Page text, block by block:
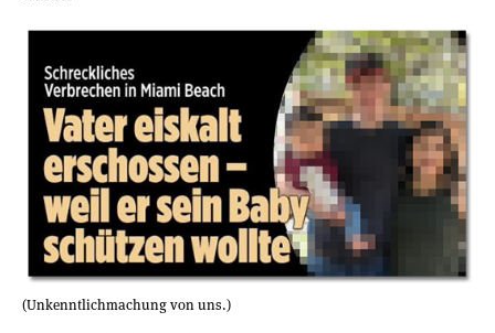
(Unkenntlichmachung von uns.)